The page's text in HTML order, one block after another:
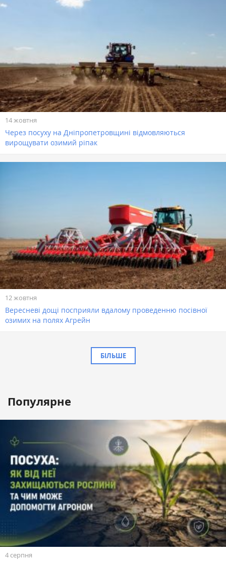
14 жовтня
Через посуху на Дніпропетровщині відмовляються
вирощувати озимий ріпак
12 жовтня
Вересневі дощі посприяли вдалому проведенню посівної
озимих на полях Агрейн
БІЛЬШЕ
Популярне
4 серпня